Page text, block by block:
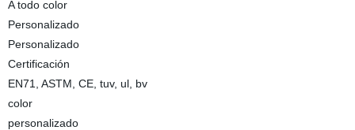
A todo color
Personalizado
Personalizado
Certificación
EN71, ASTM, CE, tuv, ul, bv
color
personalizado